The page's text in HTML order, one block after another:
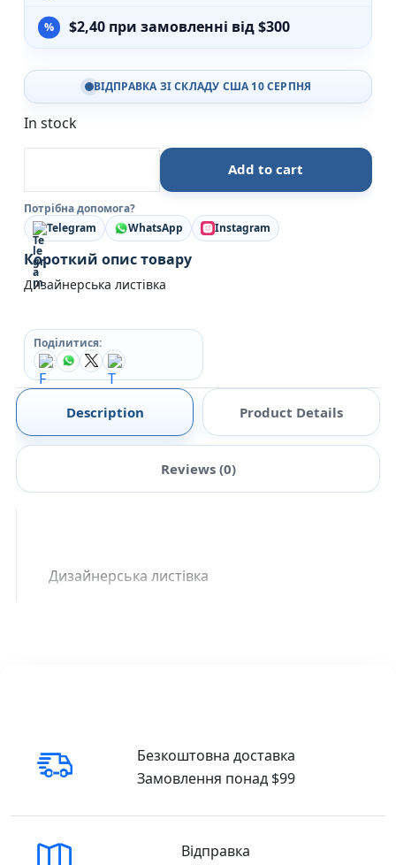
$2,40 при замовленні від $300
ВІДПРАВКА ЗІ СКЛАДУ США 10 СЕРПНЯ
In stock
Люблю тебе! Просто знай це Дизайнерська
Add to cart
Потрібна допомога?
Telegram
WhatsApp Instagram
Короткий опис товару
Дизайнерська листівка
Поділитися:
Description Product Details
Reviews (0)
Дизайнерська листівка
Безкоштовна доставка
Замовлення понад $99
Відправка